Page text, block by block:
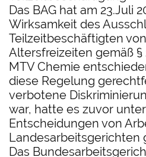
Das BAG hat am 23.Juli
Wirksamkeit des
Teilzeitbeschäftigten
Altersfreizeiten gemäß §
MTV Chemie
diese Regelung
verbotene
war, hatte es zuvor
Entscheidungen von
Landesarbeitsgerichten
Das